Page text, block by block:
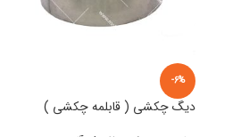
-6%
دیگ چکشی ( قابلمه چکشی )